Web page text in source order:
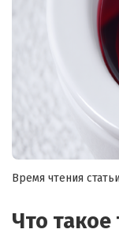
Время чтения
Что такое
Я